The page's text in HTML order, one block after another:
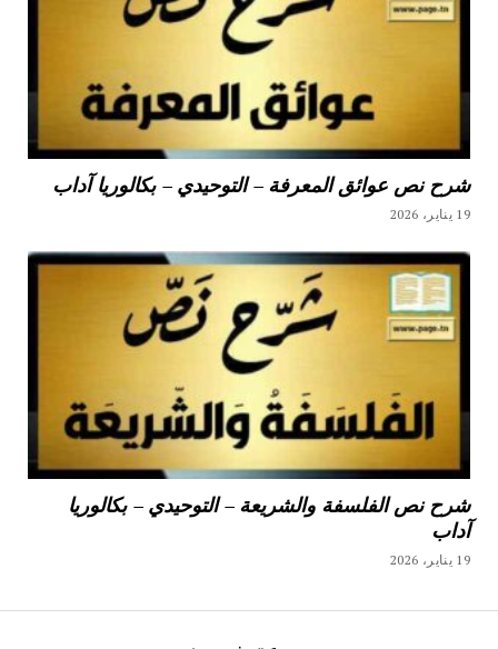
شرح نص عوائق المعرفة – التوحيدي – بكالوريا آداب
19 يناير، 2026
شرح نص الفلسفة والشريعة – التوحيدي – بكالوريا
آداب
19 يناير، 2026